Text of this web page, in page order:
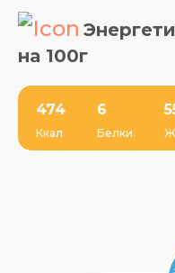
на 100г
474
Ккал
6
Белки